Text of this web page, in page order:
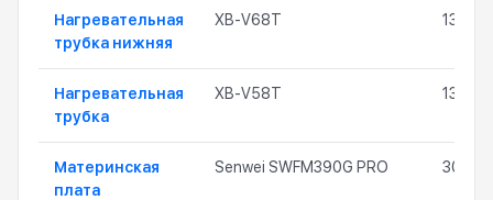
Нагревательная
трубка нижняя
XB-V68T 13
Нагревательная
трубка
XB-V58T 13
Материнская
плата
Senwei SWFM390G PRO 30